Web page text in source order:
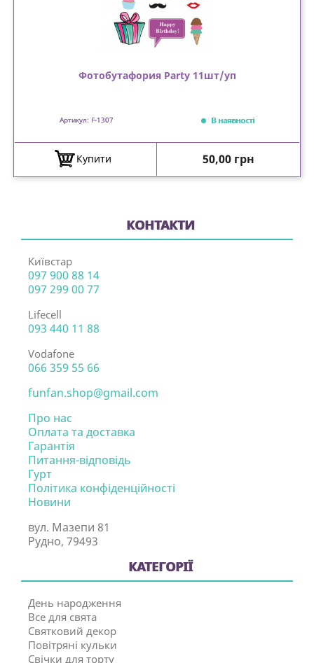
Фотобутафория Party 11шт/уп
Артикул: F-1307 В наявності
Купити Ціна
50,00 грн
КОНТАКТИ
Київстар
097 900 88 14
097 299 00 77
Lifecell
093 440 11 88
Vodafone
066 359 55 66
funfan.shop@gmail.com
Про нас
Оплата та доставка
Гарантія
Питання-відповідь
Гурт
Політика конфіденційності
Новини
вул. Мазепи 81
Рудно, 79493
КАТЕГОРІЇ
День народження
Все для свята
Святковий декор
Повітряні кульки
Свічки для торту